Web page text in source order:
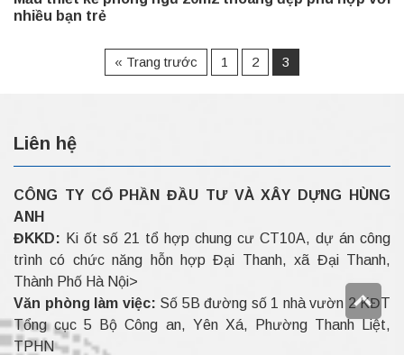
nhiều bạn trẻ
« Trang trước 1 2 3
Liên hệ
CÔNG TY CỔ PHẦN ĐẦU TƯ VÀ XÂY DỰNG HÙNG
ANH
ĐKKD: Ki ốt số 21 tổ hợp chung cư CT10A, dự án công
trình có chức năng hỗn hợp Đại Thanh, xã Đại Thanh,
Thành Phố Hà Nội>
Văn phòng làm việc: Số 5B đường số 1 nhà vườn 2 KĐT
Tổng cục 5 Bộ Công an, Yên Xá, Phường Thanh Liệt,
TPHN